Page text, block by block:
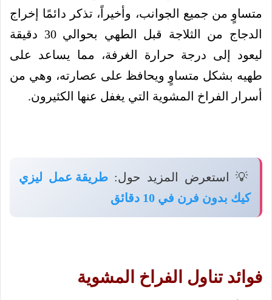
متساوٍ من جميع الجوانب، وأخيراً، تذكر دائمًا إخراج
الدجاج من الثلاجة قبل الطهي بحوالي 30 دقيقة
ليعود إلى درجة حرارة الغرفة، مما يساعد على
طهيه بشكل متساوٍ ويحافظ على عصارته، وهي من
أسرار الفراخ المشوية التي يغفل عنها الكثيرون.
💡 استعرض المزيد حول: طريقة عمل ليزي
كيك بدون فرن في 10 دقائق
فوائد تناول الفراخ المشوية